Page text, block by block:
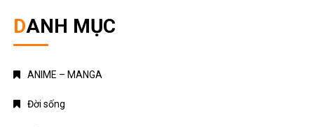
DANH MỤC
ANIME – MANGA
Đời sống